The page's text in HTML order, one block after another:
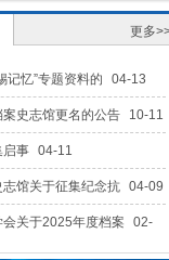
更多
记忆”专题资料的 04-13
案史志馆更名的公告 10-11
启事 04-11
馆关于征集纪念抗 04-09
关于2025年度档案
02-